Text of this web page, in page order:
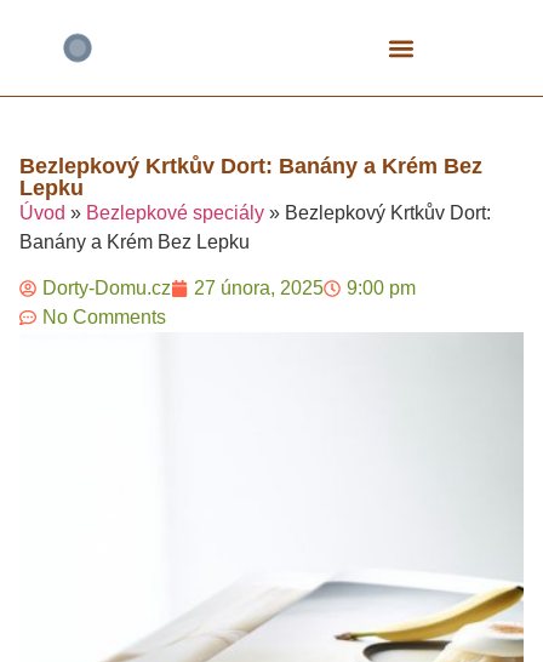
Bezlepkový Krtkův Dort: Banány a Krém Bez
Lepku
Úvod » Bezlepkové speciály » Bezlepkový Krtkův Dort:
Banány a Krém Bez Lepku
Dorty-Domu.cz 27 února, 2025
9:00 pm
No Comments